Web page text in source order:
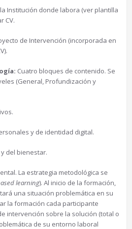
Institución donde labora (ver plantilla
CV.
de Intervención (incorporada en
Cuatro bloques de contenido. Se
(General, Profundización y
y de identidad digital.
del bienestar.
La estrategia metodológica se
learning). Al inicio de la formación,
una situación problemática en su
la formación cada participante
intervención sobre la solución (total o
de su entorno laboral